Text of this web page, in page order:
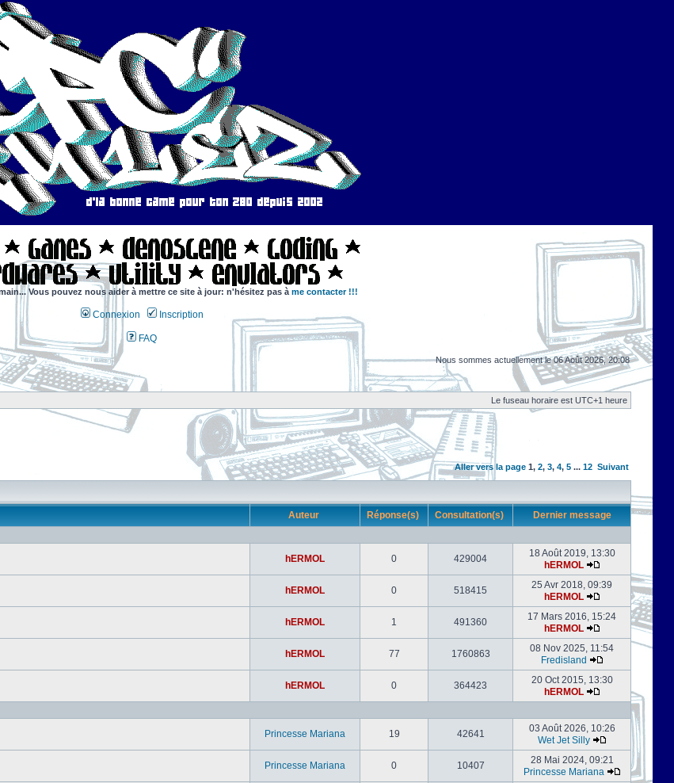
Vous pouvez nous aider à mettre ce site à jour: n'hésitez pas à me contacter !!!
Connexion Inscription
FAQ
Nous sommes actuellement le 06 Août 2026, 20:08
Le fuseau horaire est UTC+1 heure
Aller vers la page 1, 2, 3, 4, 5 ... 12 Suivant
Auteur Réponse(s) Consultation(s) Dernier message
hERMOL 0 429004
18 Août 2019, 13:30
hERMOL
hERMOL 0 518415
25 Avr 2018, 09:39
hERMOL
hERMOL 1 491360
17 Mars 2016, 15:24
hERMOL
hERMOL 77 1760863
08 Nov 2025, 11:54
Fredisland
hERMOL 0 364423
20 Oct 2015, 13:30
hERMOL
Princesse Mariana 19 42641
03 Août 2026, 10:26
Wet Jet Silly
Princesse Mariana 0 10407
28 Mai 2024, 09:21
Princesse Mariana